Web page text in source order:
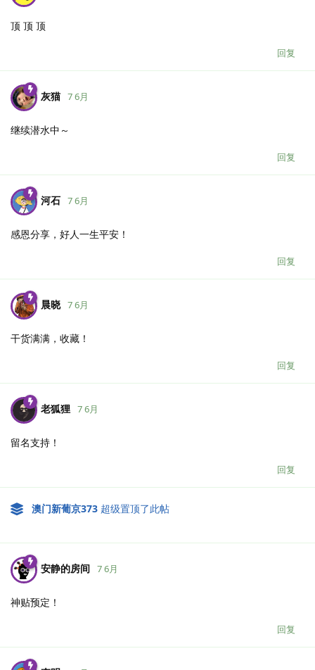
顶 顶 顶
回复
灰猫 7 6月
继续潜水中～
回复
河石 7 6月
感恩分享，好人一生平安！
回复
晨晓 7 6月
干货满满，收藏！
回复
老狐狸 7 6月
留名支持！
回复
澳门新葡京373 超级置顶了此帖
安静的房间 7 6月
神贴预定！
回复